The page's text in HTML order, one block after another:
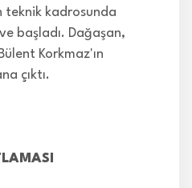
teknik kadrosunda
başladı. Dağaşan,
Korkmaz'ın
çıktı.